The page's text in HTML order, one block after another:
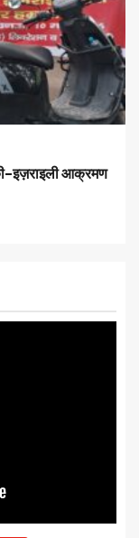
आक्रमण